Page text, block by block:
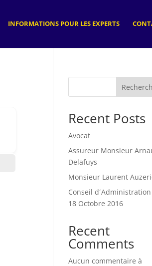
INFORMATIONS POUR LES EXPERTS
Recent Posts
Avocat
Assureur Monsieur
Delafuys
Monsieur Laurent
Conseil
18 Octobre 2016
Recent
Comments
Aucun commentaire à